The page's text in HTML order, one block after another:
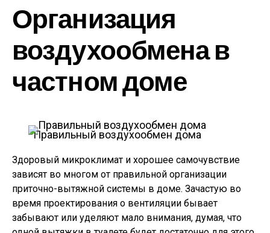
Организация
воздухообмена в
частном доме
Правильный воздухообмен дома
Здоровый микроклимат и хорошее самочувствие
зависят во многом от правильной организации
приточно-вытяжной системы в доме. Зачастую во
время проектирования о вентиляции бывает
забывают или уделяют мало внимания, думая, что